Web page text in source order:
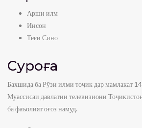
Арши илм
Инсон
Теғи Сино
Суроға
Бахшида ба Рӯзи илми тоҷик дар мамлакат
Муассисаи давлатии телевизиони
ба фаъолият оғоз намуд.